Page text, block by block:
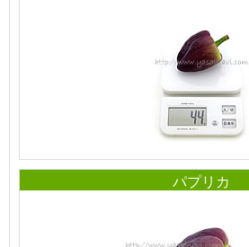
パプリカ